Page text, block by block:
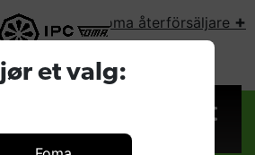
et valg:
Foma återförsäljare +
LAND: